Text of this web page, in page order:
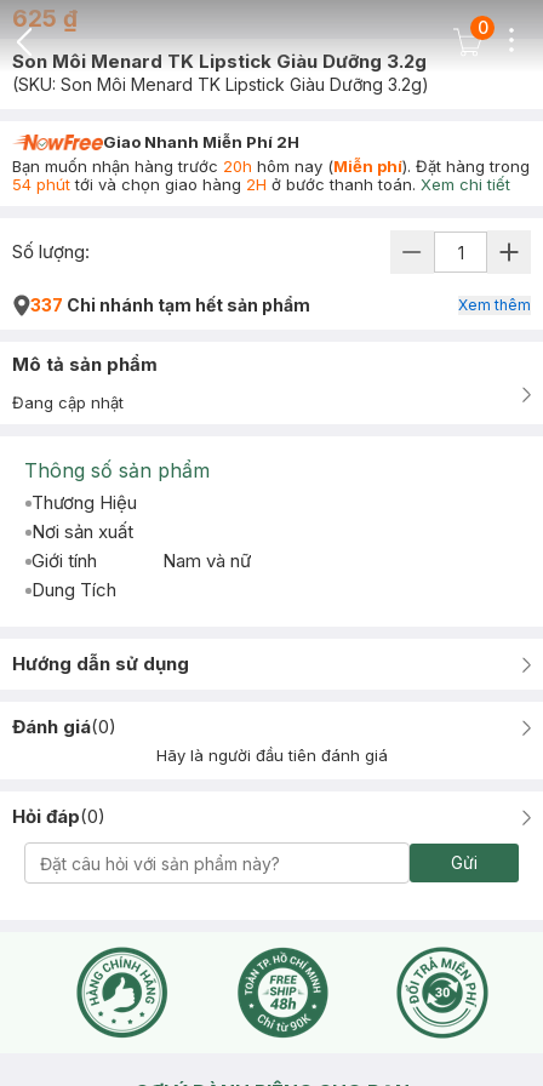
Back Icon
Cart Icon
0
625 ₫
Son Môi Menard TK Lipstick Giàu Dưỡng 3.2g
(SKU: Son Môi Menard TK Lipstick Giàu Dưỡng 3.2g)
Giao Nhanh Miễn Phí 2H
Bạn muốn nhận hàng trước 20h hôm nay (Miễn phí). Đặt hàng trong
54 phúttới và chọn giao hàng 2H ở bước thanh toán. Xem chi tiết
Số lượng:
337 Chi nhánh tạm hết sản phẩm Xem thêm
Mô tả sản phẩm
Đang cập nhật
Thông số sản phẩm
Thương Hiệu
Nơi sản xuất
Giới tính
Nam và nữ
Dung Tích
Hướng dẫn sử dụng
Đánh giá(0)
Hãy là người đầu tiên đánh giá
Hỏi đáp(0)
Gửi